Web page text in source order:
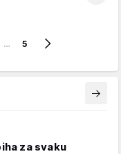
… 5
za svaku